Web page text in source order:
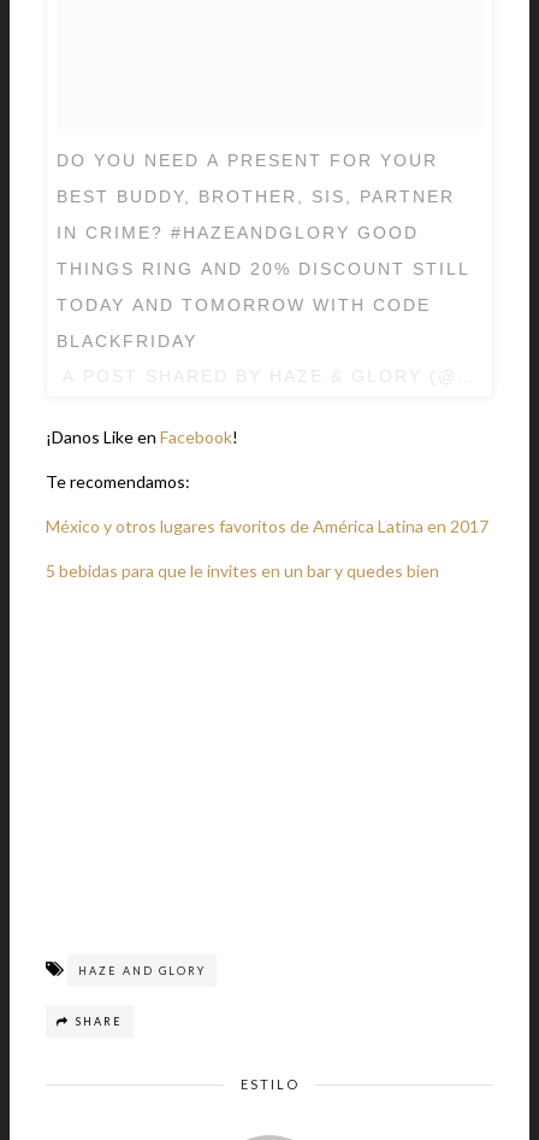
DO YOU NEED A PRESENT FOR YOUR
BEST BUDDY, BROTHER, SIS, PARTNER
IN CRIME? #HAZEANDGLORY GOOD
THINGS RING AND 20% DISCOUNT STILL
TODAY AND TOMORROW WITH CODE
BLACKFRIDAY
¡Danos Like en Facebook!
Te recomendamos:
México y otros lugares favoritos de América Latina en 2017
5 bebidas para que le invites en un bar y quedes bien
HAZE AND GLORY
SHARE
ESTILO